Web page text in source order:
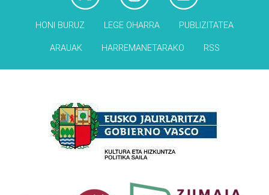
HONI BURUZ LEGE OHARRA PUBLIZITATEA
ARAUAK HARREMANETARAKO RSS